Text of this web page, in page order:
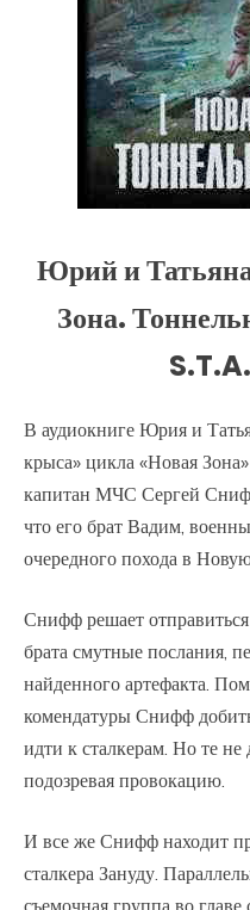
Юрий и
Зона.
В аудиокниге Юрия и
крыса» цикла «Новая
капитан МЧС Сергей
что его брат Вадим,
очередного похода в
Снифф решает
брата смутные послания,
найденного артефакта.
комендатуры Снифф
идти к сталкерам. Но те не
подозревая провокацию.
И все же Снифф находит
сталкера Зануду.
съемочная группа во